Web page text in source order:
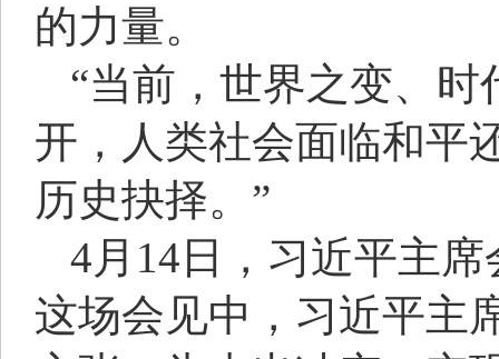
的力量。
“当前，世界之变、
开，人类社会面临和平
历史抉择。”
4月14日，习近平主
这场会见中，习近平主